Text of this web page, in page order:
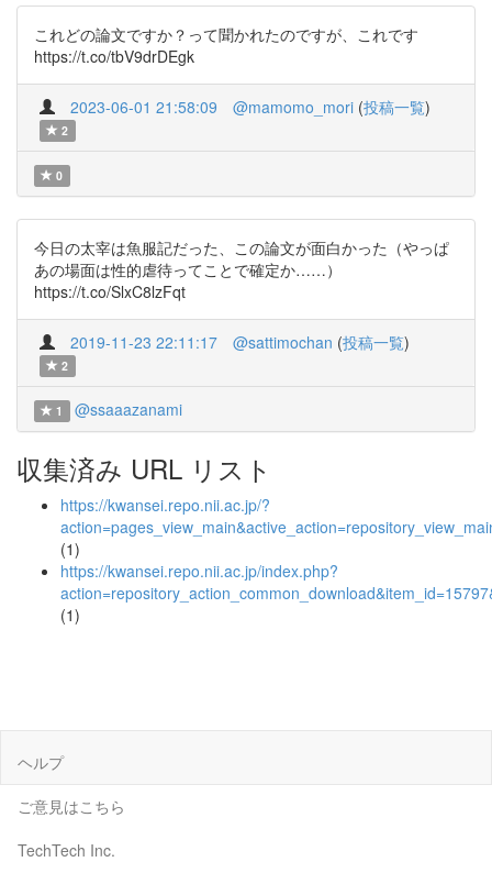
これどの論文ですか？って聞かれたのですが、これです
https://t.co/tbV9drDEgk
2023-06-01 21:58:09 @mamomo_mori (投稿一覧)
2
0
今日の太宰は魚服記だった、この論文が面白かった（やっぱ
あの場面は性的虐待ってことで確定か……）
https://t.co/SlxC8lzFqt
2019-11-23 22:11:17 @sattimochan (投稿一覧)
2
1 @ssaaazanami
収集済み URL リスト
https://kwansei.repo.nii.ac.jp/?
(1)
https://kwansei.repo.nii.ac.jp/index.php?
(1)
ヘルプ
ご意見はこちら
TechTech Inc.